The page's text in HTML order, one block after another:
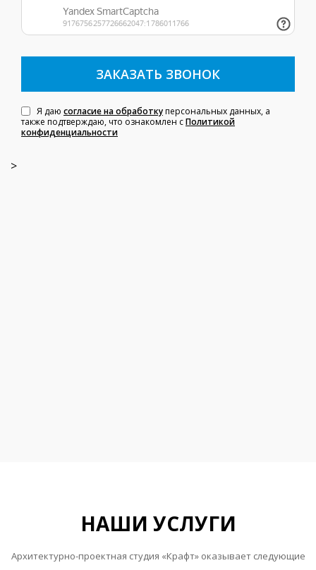
Я даю согласие на обработкуперсональных данных, а
также подтверждаю, что ознакомлен сПолитикой
конфиденциальности
>
НАШИ УСЛУГИ
Архитектурно-проектная студия «Крафт» оказывает следующие